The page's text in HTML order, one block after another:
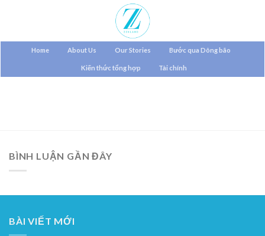
Home About Us Our Stories Bước qua Dông bão
Kiến thức tổng hợp Tài chính
BÌNH LUẬN GẦN ĐÂY
BÀI VIẾT MỚI